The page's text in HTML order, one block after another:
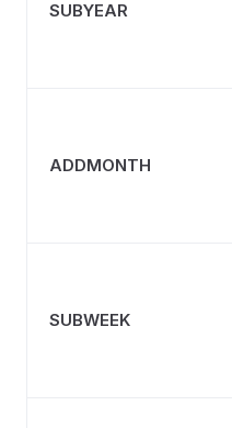
SUBYEAR
ADDMONTH
SUBWEEK